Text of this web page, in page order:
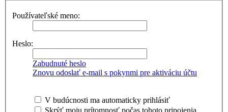
Používateľské meno:
Heslo:
Zabudnuté heslo
Znovu odoslať e-mail s pokynmi pre aktiváciu účtu
V budúcnosti ma automaticky prihlásiť